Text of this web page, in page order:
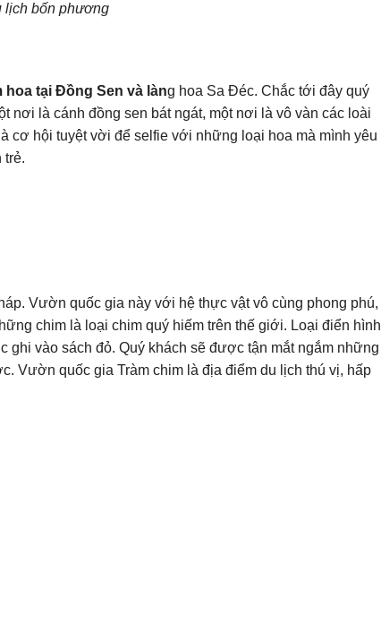
lịch bốn phương
tại Đồng Sen và làng hoa Sa Đéc. Chắc tới đây quý
nơi là cánh đồng sen bát ngát, một nơi là vô vàn các loài
cơ hội tuyệt vời để selfie với những loại hoa mà mình yêu
trẻ.
Vườn quốc gia này với hệ thực vật vô cùng phong phú,
chim là loại chim quý hiếm trên thế giới. Loại điển hình
vào sách đỏ. Quý khách sẽ được tận mắt ngắm những
Vườn quốc gia Tràm chim là địa điểm du lịch thú vị, hấp